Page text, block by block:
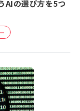
AIの選び方を5つ